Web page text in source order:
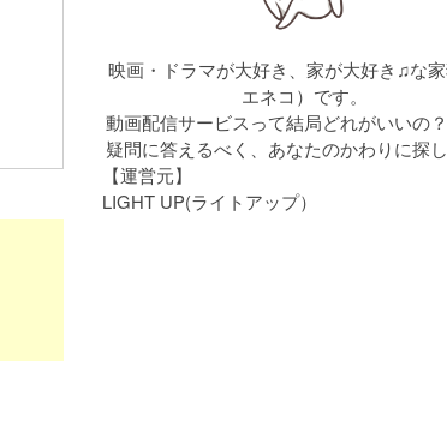
映画・ドラマが大好き、家が大好き♫な
エネコ）です。
動画配信サービスって結局どれがいいの
疑問に答えるべく、あなたのかわりに探
【運営元】
LIGHT UP(ライトアップ）